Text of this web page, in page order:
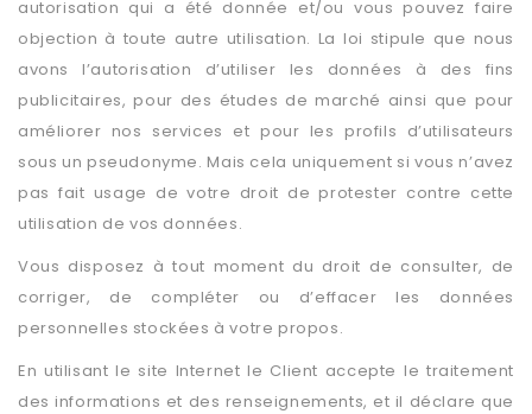
autorisation qui a été donnée et/ou vous pouvez faire
objection à toute autre utilisation. La loi stipule que nous
avons l’autorisation d’utiliser les données à des fins
publicitaires, pour des études de marché ainsi que pour
améliorer nos services et pour les profils d’utilisateurs
sous un pseudonyme. Mais cela uniquement si vous n’avez
pas fait usage de votre droit de protester contre cette
utilisation de vos données.
Vous disposez à tout moment du droit de consulter, de
corriger, de compléter ou d’effacer les données
personnelles stockées à votre propos.
En utilisant le site Internet le Client accepte le traitement
des informations et des renseignements, et il déclare que